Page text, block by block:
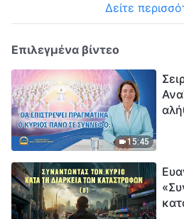
Δείτε
Επιλεγμένα βίντεο
15:45